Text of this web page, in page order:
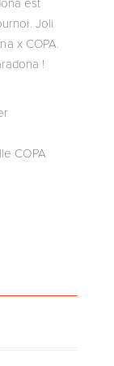
Joli
x COPA.
!
COPA